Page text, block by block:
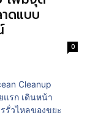
ดแบบ
0